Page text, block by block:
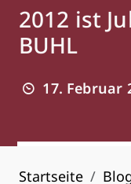
2012 ist
BUHL
17. Februar
Startseite